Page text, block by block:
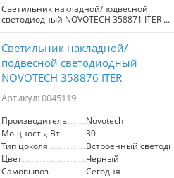
Светильник накладной/подвесной
светодиодный NOVOTECH 358871 ITER –
это стильное и практичное решение
30Вт и 40Вт, а также в двух размерах:
798 мм и 1196 мм, что позволяет
выбрать оптимальный вариант для
любого интерьера. Модель
представлена в классических цветах –
черном и белом, что обеспечивает
Светильник устанавливается как
накладным, так и подвесным способом,
благодаря чему он подходит для разных
условий. В комплекте идут подвесы, а
встроенный драйвер электропитания
Светильник накладной/
подвесной светодиодный
NOVOTECH 358876 ITER
Артикул: 0045119
Производитель
Novotech
Мощность, Вт
30
Тип цоколя
Встроенный
Цвет
Черный
Самовывоз
Сегодня